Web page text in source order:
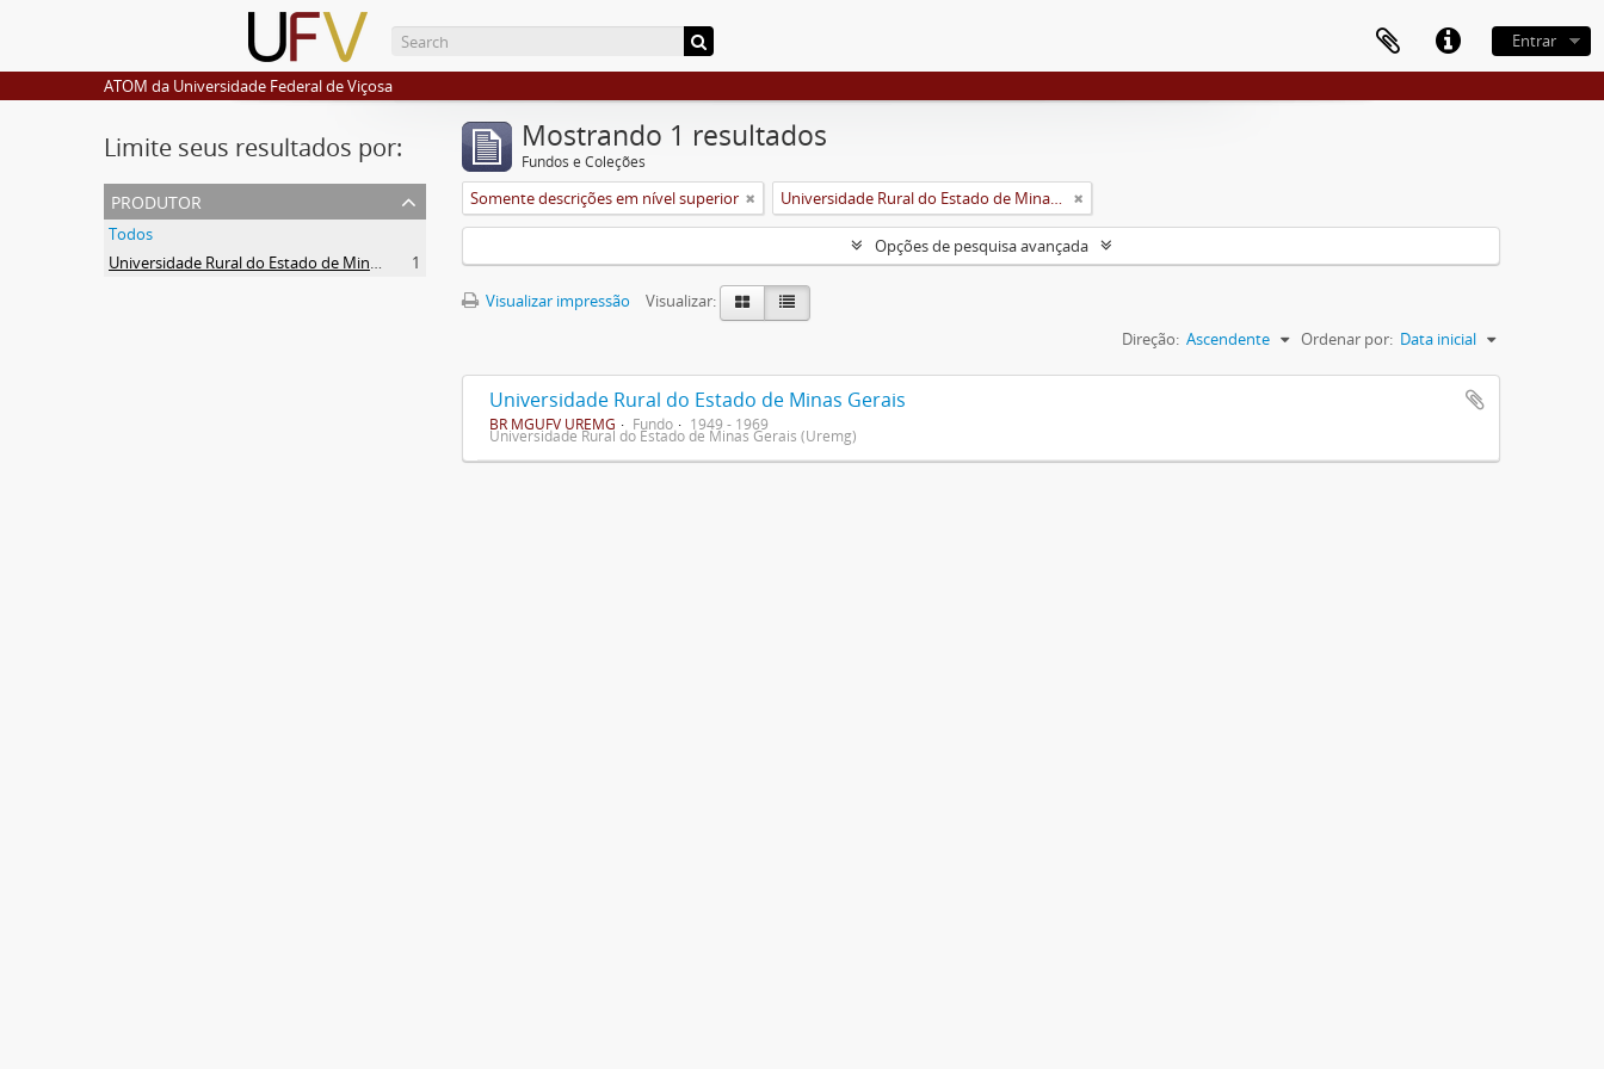
Entrar
ATOM da Universidade Federal de Viçosa
Limite seus resultados por:
produtor
Todos
Universidade Rural do Estado de Minas Gerais (Uremg)
1
Mostrando 1 resultados
Fundos e Coleções
Somente descrições em nível superior Universidade Rural do Estado de Minas Gerais (Uremg)
Opções de pesquisa avançada
Visualizar impressão
Visualizar:
Ordenar por: Data inicial
Direção: Ascendente
Universidade Rural do Estado de Minas Gerais
BR MGUFV UREMG Fundo 1949 - 1969
Universidade Rural do Estado de Minas Gerais (Uremg)